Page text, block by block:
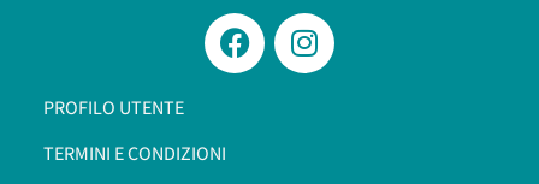
PROFILO UTENTE
TERMINI E CONDIZIONI